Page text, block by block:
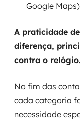
Google Maps)
A praticidade
diferença,
contra o
No fim das
cada categoria
necessidade